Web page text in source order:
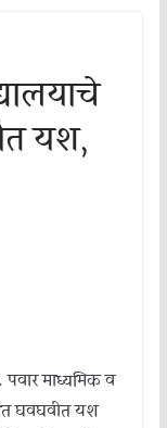
यश,
माध्यमिक व
घवघवीत यश